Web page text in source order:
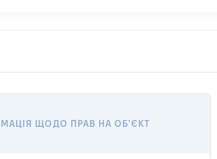
ЩОДО ПРАВ НА ОБ'ЄКТ